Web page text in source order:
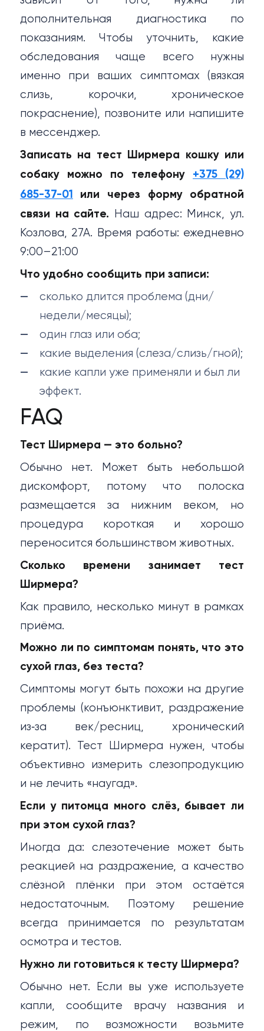
дополнительная диагностика по
показаниям. Чтобы уточнить, какие
обследования чаще всего нужны
именно при ваших симптомах (вязкая
слизь, корочки, хроническое
покраснение), позвоните или напишите
в мессенджер.
Записать на тест Ширмера кошку или
собаку можно по телефону +375 (29)
685-37-01
или через форму обратной
связи на сайте.
Наш адрес: Минск, ул.
Козлова, 27А. Время работы: ежедневно
9:00–21:00
Что удобно сообщить при записи:
сколько длится проблема (дни/
недели/месяцы);
один глаз или оба;
какие выделения (слеза/слизь/гной);
какие капли уже применяли и был ли
эффект.
FAQ
Тест Ширмера — это больно?
Обычно нет. Может быть небольшой
дискомфорт, потому что полоска
размещается за нижним веком, но
процедура короткая и хорошо
переносится большинством животных.
Сколько времени занимает тест
Ширмера?
Как правило, несколько минут в рамках
приёма.
Можно ли по симптомам понять, что это
сухой глаз, без теста?
Симптомы могут быть похожи на другие
проблемы (конъюнктивит, раздражение
из‑за век/ресниц, хронический
кератит). Тест Ширмера нужен, чтобы
объективно измерить слезопродукцию
и не лечить «наугад».
Если у питомца много слёз, бывает ли
при этом сухой глаз?
Иногда да: слезотечение может быть
реакцией на раздражение, а качество
слёзной плёнки при этом остаётся
недостаточным. Поэтому решение
всегда принимается по результатам
осмотра и тестов.
Нужно ли готовиться к тесту Ширмера?
Обычно нет. Если вы уже используете
капли, сообщите врачу названия и
режим, по возможности возьмите